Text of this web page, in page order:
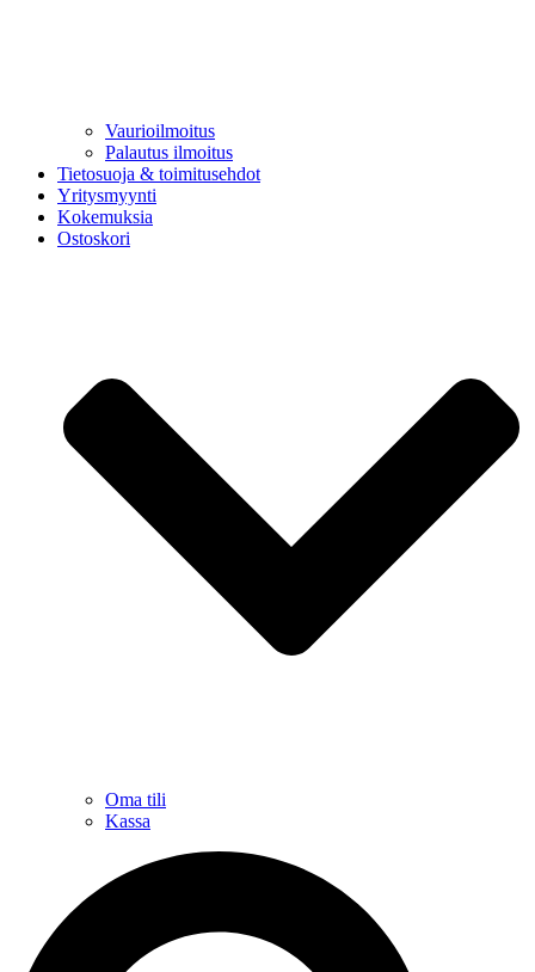
Vaurioilmoitus
Palautus ilmoitus
Tietosuoja & toimitusehdot
Yritysmyynti
Kokemuksia
Ostoskori
Oma tili
Kassa